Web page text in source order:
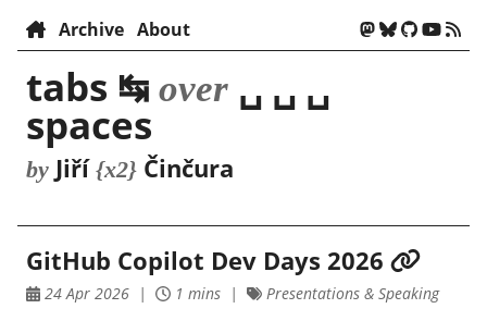
Archive About
tabs ↹ over ␣ ␣ ␣
spaces
by Jiří {x2} Činčura
GitHub Copilot Dev Days 2026
24 Apr 2026 1 mins Presentations & Speaking